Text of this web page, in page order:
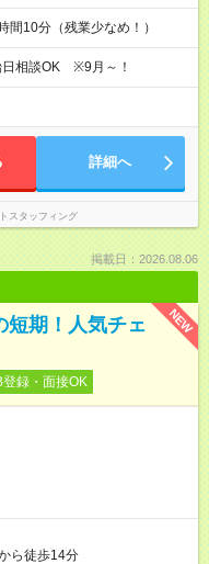
10分（残業少なめ！）
相談OK ※9月～！
詳細へ
スタッフィング
掲載日：2026.08.06
NEW
短期！人気チェ
登録・面接OK
ら徒歩14分